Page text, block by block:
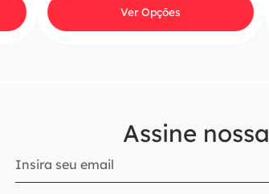
Ver Opções
Assine nossa